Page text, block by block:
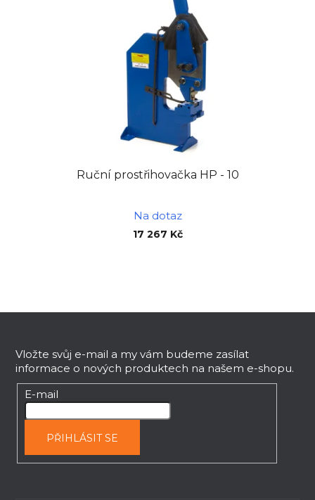
Ruční prostřihovačka HP - 10
Na dotaz
17 267 Kč
Vložte svůj e-mail a my vám budeme zasílat
informace o nových produktech na našem e-shopu.
E-mail
PŘIHLÁSIT SE